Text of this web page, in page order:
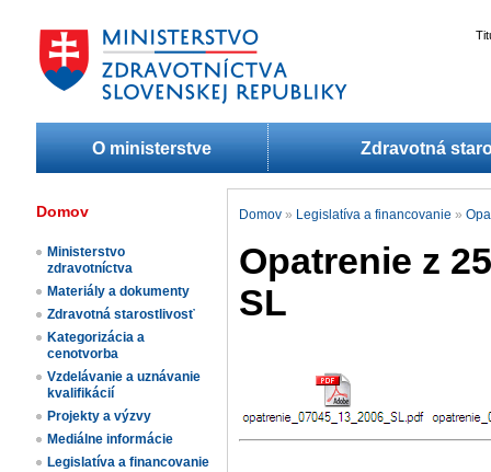
O ministerstve Zdravotná
Domov
Ministerstvo
zdravotníctva
Materiály a dokumenty
Zdravotná starostlivosť
Kategorizácia a
cenotvorba
Vzdelávanie a uznávanie
kvalifikácií
Projekty a výzvy
Mediálne informácie
Legislatíva a financovanie
Domov » Legislatíva a financovanie »
Opatrenie z
SL